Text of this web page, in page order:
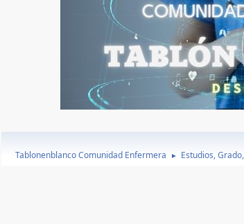
Tablonenblanco Comunidad Enfermera ► Estudios,